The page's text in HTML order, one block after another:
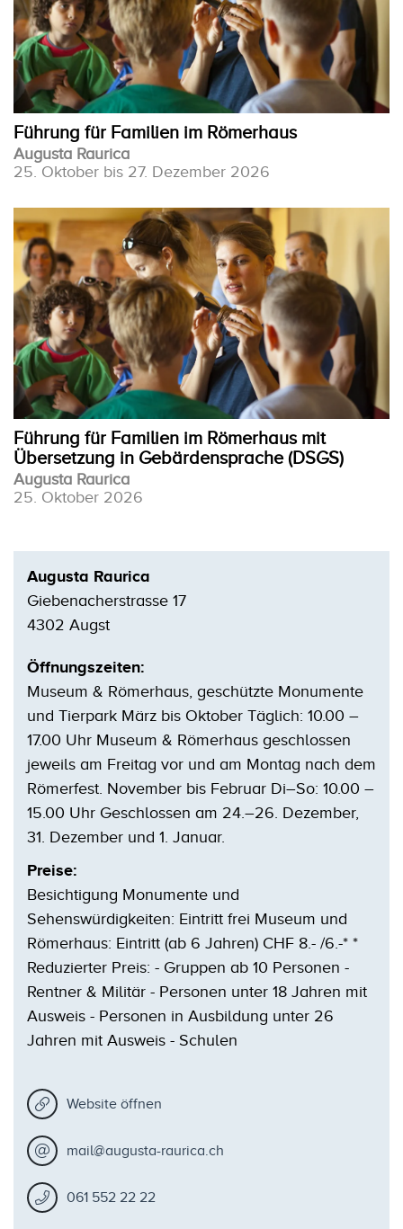
Führung für Familien im Römerhaus
Augusta Raurica
25. Oktober bis 27. Dezember 2026
Führung für Familien im Römerhaus mit
Übersetzung in Gebärdensprache (DSGS)
Augusta Raurica
25. Oktober 2026
Augusta Raurica
Giebenacherstrasse 17
4302 Augst
Öffnungszeiten:
Museum & Römerhaus, geschützte Monumente
und Tierpark März bis Oktober Täglich: 10.00 –
17.00 Uhr Museum & Römerhaus geschlossen
jeweils am Freitag vor und am Montag nach dem
Römerfest. November bis Februar Di–So: 10.00 –
15.00 Uhr Geschlossen am 24.–26. Dezember,
31. Dezember und 1. Januar.
Preise:
Besichtigung Monumente und
Sehenswürdigkeiten: Eintritt frei Museum und
Römerhaus: Eintritt (ab 6 Jahren) CHF 8.- /6.-* *
Reduzierter Preis: - Gruppen ab 10 Personen -
Rentner & Militär - Personen unter 18 Jahren mit
Ausweis - Personen in Ausbildung unter 26
Jahren mit Ausweis - Schulen
Website öffnen
mail@augusta-raurica.ch
061 552 22 22